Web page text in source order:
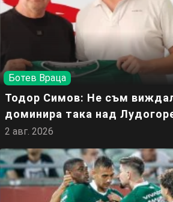
Ботев Враца
Тодор Симов: Не съм
доминира така над
2 авг. 2026